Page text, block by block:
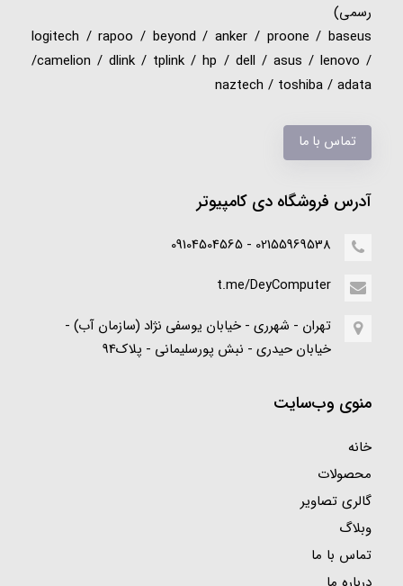
رسمی)
logitech / rapoo / beyond / anker / proone / baseus
/camelion / dlink / tplink / hp / dell / asus / lenovo /
naztech / toshiba / adata
تماس با ما
آدرس فروشگاه دی کامپیوتر
02155969538 - 09104504565
t.me/DeyComputer
تهران - شهرری - خیابان یوسفی نژاد (سازمان آب) -
خیابان حیدری - نبش پورسلیمانی - پلاک94
منوی وب‌سایت
خانه
محصولات
گالری تصاویر
وبلاگ
تماس با ما